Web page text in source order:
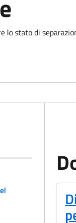
lo stato di